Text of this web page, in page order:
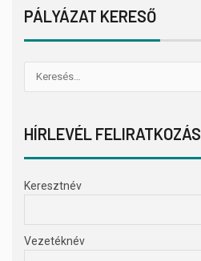
PÁLYÁZAT KERESŐ
HÍRLEVÉL FELIRATKOZÁS
Keresztnév
Vezetéknév